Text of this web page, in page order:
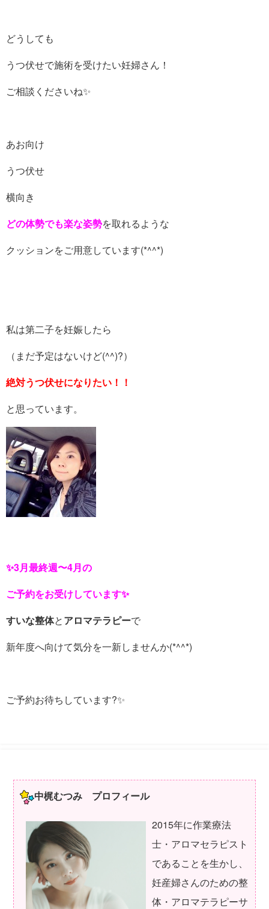
どうしても
うつ伏せで施術を受けたい妊婦さん！
ご相談くださいね✨
あお向け
うつ伏せ
横向き
どの体勢でも楽な姿勢を取れるような
クッションをご用意しています(*^^*)
私は第二子を妊娠したら
（まだ予定はないけど(^^)?）
絶対うつ伏せになりたい！！
と思っています。
✨3月最終週〜4月の
ご予約をお受けしています✨
すいな整体とアロマテラピーで
新年度へ向けて気分を一新しませんか(*^^*)
ご予約お待ちしています?✨
中梶むつみ プロフィール
2015年に作業療法
士・アロマセラピスト
であることを生かし、
妊産婦さんのための整
体・アロマテラピーサ